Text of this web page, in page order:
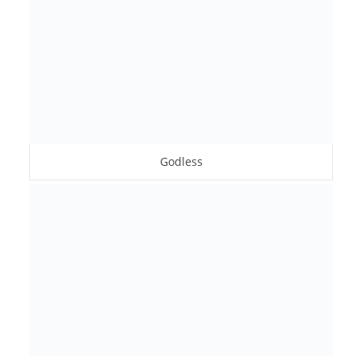
Godless